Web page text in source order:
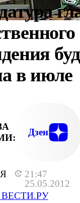
21:47
25.05.2012
в июле
Дзен